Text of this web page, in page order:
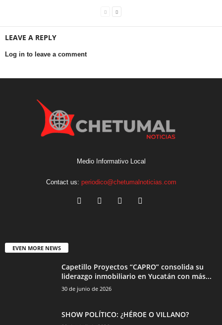
LEAVE A REPLY
Log in to leave a comment
Medio Informativo Local
Contact us: periodico@chetumalnoticias.com
EVEN MORE NEWS
Capetillo Proyectos “CAPRO” consolida su
liderazgo inmobiliario en Yucatán con más...
30 de junio de 2026
SHOW POLÍTICO: ¿HÉROE O VILLANO?